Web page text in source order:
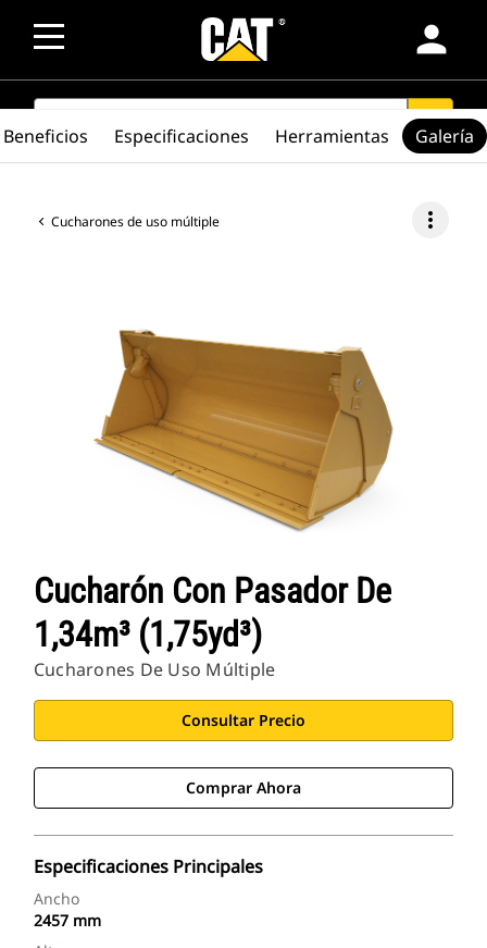
person
SEARCH search
Cucharones de uso múltiple more_vert
Cucharón Con Pasador De
1,34m³ (1,75yd³)
Cucharones De Uso Múltiple
Consultar Precio
Comprar Ahora
Especificaciones Principales
Ancho
2457 mm
Beneficios Especificaciones Herramientas Galería